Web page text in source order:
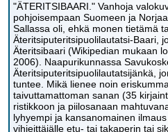
"ÄTERITSIBAARI." Vanhoja
pohjoisempaan Suomeen ja
Sallassa oli, ehkä monen tietämä
Äteritsiputeritsipuolilautatsi-Baari,
Äteritsibaari (Wikipedian mukaan
2006). Naapurikunnassa
Äteritsiputeritsipuolilautatsijänkä,
tuntee. Mikä lienee noin
taivuttamattoman sanan (35
ristikkoon ja piilosanaan
lyhyempi ja kansanomainen
vihjeittäjälle etu- tai takaperin tai